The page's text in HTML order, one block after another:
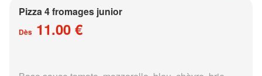
Pizza 4 fromages junior
Dès 11.00 €